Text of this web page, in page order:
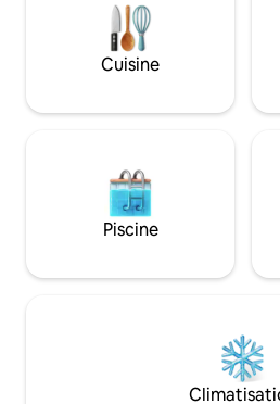
diagne,à Nguerigne, à 10 minute
plages de Somone et 15 minute de
Cuisine
Piscine